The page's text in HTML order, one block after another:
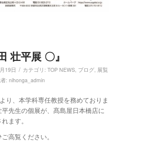
壮平展 〇』
19日 / カテゴリ: TOP NEWS ブログ 展覧
: nihonga_admin
り、本学科専任教授を務めておりま
先生の個展が、髙島屋日本橋店に
ます。
高覧ください。